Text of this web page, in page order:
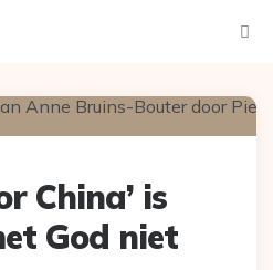
China’ is
God niet